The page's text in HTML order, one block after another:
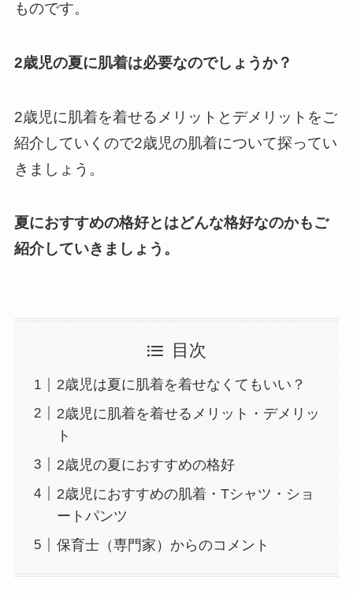
ものです。
2歳児の夏に肌着は必要なのでしょうか？
2歳児に肌着を着せるメリットとデメリットをご
紹介していくので2歳児の肌着について探ってい
きましょう。
夏におすすめの格好とはどんな格好なのかもご
紹介していきましょう。
目次
2歳児は夏に肌着を着せなくてもいい？
2歳児に肌着を着せるメリット・デメリッ
ト
2歳児の夏におすすめの格好
2歳児におすすめの肌着・Tシャツ・ショ
ートパンツ
保育士（専門家）からのコメント